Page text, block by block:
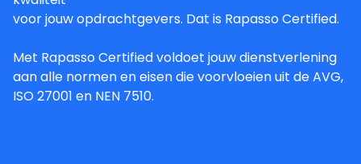
voor jouw opdrachtgevers. Dat is Rapasso Certified.
Met Rapasso Certified voldoet jouw dienstverlening
aan alle normen en eisen die voorvloeien uit de AVG,
ISO 27001 en NEN 7510.